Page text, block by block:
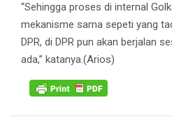
“Sehingga proses di internal
mekanisme sama sepeti yang
DPR, di DPR pun akan berjalan
ada,” katanya.(Arios)